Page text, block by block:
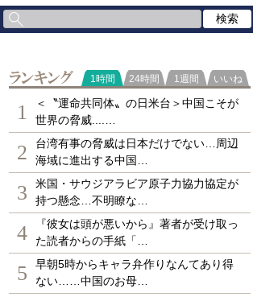
ランキング
1時間 24時間 1週間 いいね
1
＜〝運命共同体〟の日米台＞中国こそが
世界の脅威....…
2
台湾有事の脅威は日本だけでない…周辺
海域に進出する中国…
3
米国・サウジアラビア原子力協力協定が
持つ懸念…不明瞭な…
4
『彼女は頭が悪いから』著者が受け取っ
た読者からの手紙「…
5
早朝5時からキャラ弁作りなんてあり得
ない……中国のお母…